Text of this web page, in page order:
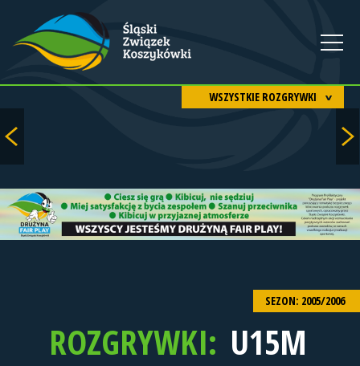
WSZYSTKIE ROZGRYWKI
SEZON: 2005/2006
ROZGRYWKI: U15M